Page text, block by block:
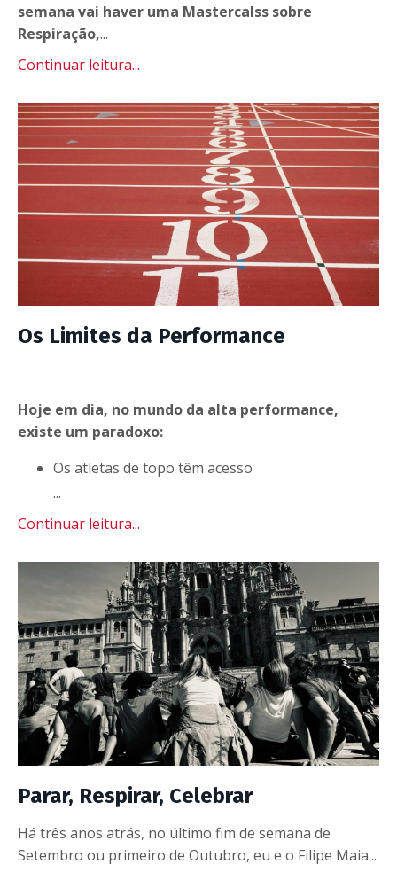
semana vai haver uma Mastercalss sobre
Respiração,...
Continuar leitura...
Os Limites da Performance
Hoje em dia, no mundo da alta performance,
existe um paradoxo:
Os atletas de topo têm acesso
...
Continuar leitura...
Parar, Respirar, Celebrar
Há três anos atrás, no último fim de semana de
Setembro ou primeiro de Outubro, eu e o Filipe Maia...